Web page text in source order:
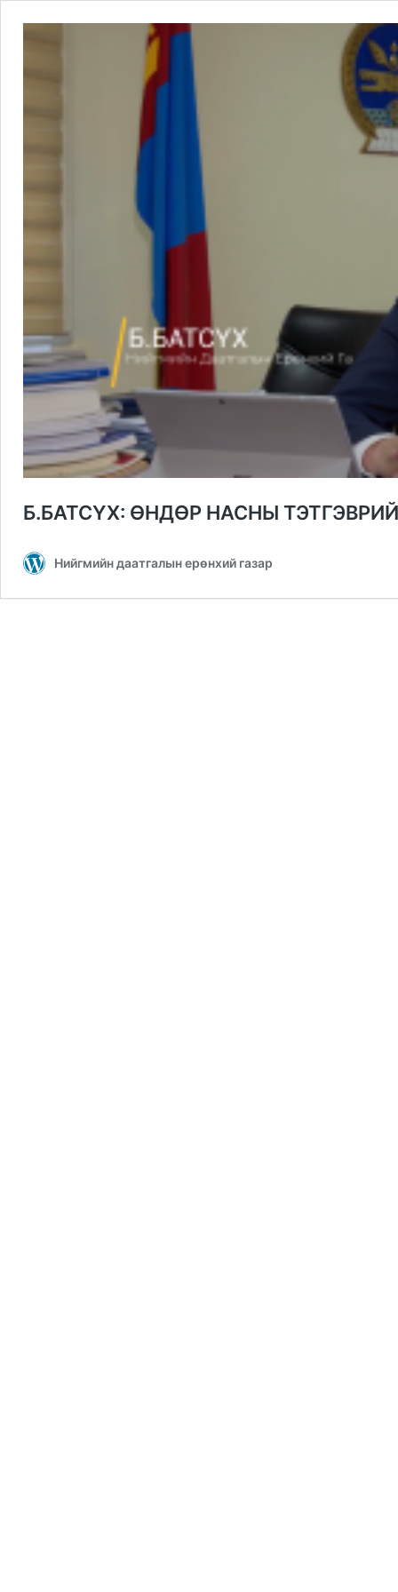
Б.БАТСҮХ: ӨНДӨР НАСНЫ
Нийгмийн даатгалын ерөнхий газар